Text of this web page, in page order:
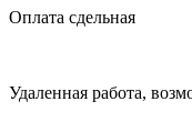
Оплата сдельная
Удаленная работа,